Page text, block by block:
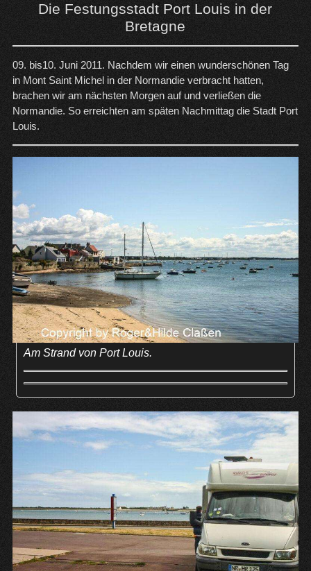
Die Festungsstadt Port Louis in der
Bretagne
09. bis10. Juni 2011. Nachdem wir einen wunderschönen Tag
in Mont Saint Michel in der Normandie verbracht hatten,
brachen wir am nächsten Morgen auf und verließen die
Normandie. So erreichten am späten Nachmittag die Stadt Port
Louis.
Am Strand von Port Louis.